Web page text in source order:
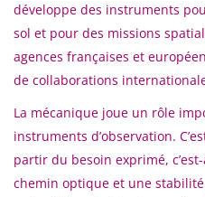
développe des instruments
sol et pour des missions
agences françaises et
de collaborations
La mécanique joue un rôle
instruments d’observation.
partir du besoin exprimé,
chemin optique et une